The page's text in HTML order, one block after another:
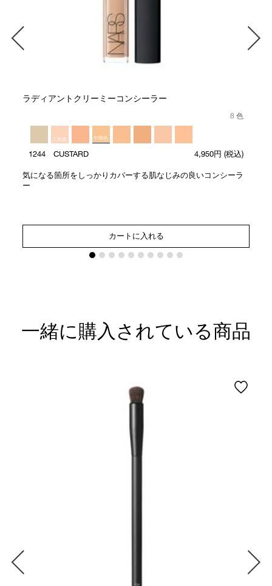
ラディアントクリーミーコンシーラー
8 色
人気色 中間色
1244 CUSTARD 4,950円 (税込)
気になる箇所をしっかりカバーする肌なじみの良いコンシーラ
ー
カートに入れる
一緒に購入されている商品